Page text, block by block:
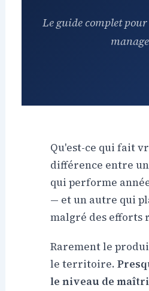
Le guide complet
Qu'est-ce qui fait
différence entre
qui performe
— et un autre qui
malgré des efforts
Rarement le
le territoire.
le niveau de